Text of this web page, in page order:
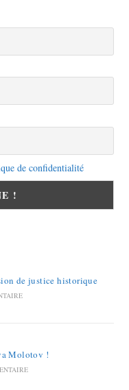
de confidentialité
de justice historique
Molotov !